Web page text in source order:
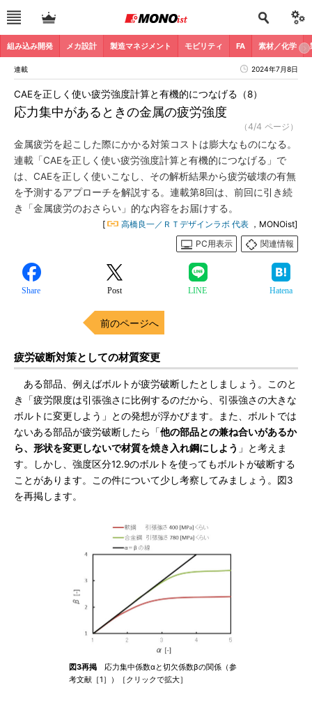
組み込み開発 メカ設計 製造マネジメント モビリティ FA 素材／化学
連載 2024年7月8日
応力集中があるときの金属の疲労強度
CAEを正しく使い疲労強度計算と有機的につなげる（8）
（4/4 ページ）
金属疲労を起こした際にかかる対策コストは膨大なものになる。
連載「CAEを正しく使い疲労強度計算と有機的につなげる」で
は、CAEを正しく使いこなし、その解析結果から疲労破壊の有無
を予測するアプローチを解説する。連載第8回は、前回に引き続
き「金属疲労のおさらい」的な内容をお届けする。
[ 高橋良一／ＲＴデザインラボ 代表 ，MONOist]
PC用表示
関連情報
Share Post LINE Hatena
前のページへ
疲労破断対策としての材質変更
ある部品、例えばボルトが疲労破断したとしましょう。このと
き「疲労限度は引張強さに比例するのだから、引張強さの大きな
ボルトに変更しよう」との発想が浮かびます。また、ボルトでは
ないある部品が疲労破断したら「他の部品との兼ね合いがあるか
ら、形状を変更しないで材質を焼き入れ鋼にしよう 」と考えま
す。しかし、強度区分12.9のボルトを使ってもボルトが破断する
ことがあります。この件について少し考察してみましょう。図3
を再掲します。
図3再掲 応力集中係数αと切欠係数βの関係（参
考文献［1］）［クリックで拡大］